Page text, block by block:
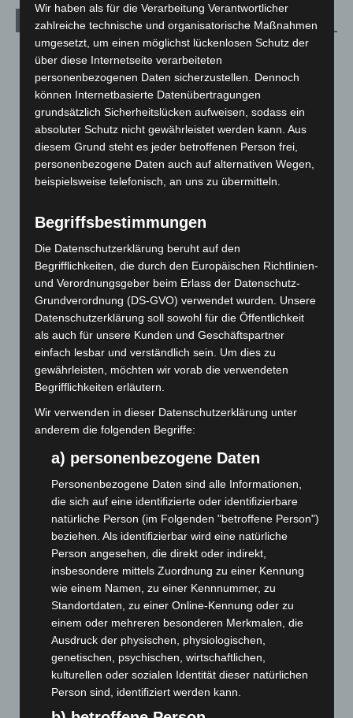
Archiv
August 2026 (14)
Juli 2026(73)
Juni 2026 (139)
Mai 2026(99)
April 2026(99)
März 2026(115)
Januar 2026(122)
Dezember 2025(103)
November 2025(114)
Oktober 2025(112)
September 2025(93)
August 2025(90)
Juli 2025 (90)
Juni 2025(103)
Mai 2025(112)
April 2025 (88)
März 2025(111)
Februar 2025(96)
Januar 2025 (88)
Dezember 2024 (89)
November 2024(94)
Oktober 2024(93)
September 2024
August 2024(107)
Juli 2024(89)
Juni 2024(107)
Mai 2024(149)
Wir haben als für die Verarbeitung Verantwortlicher
zahlreiche technische und organisatorische Maßnahmen
umgesetzt, um einen möglichst lückenlosen Schutz der
über diese Internetseite verarbeiteten
personenbezogenen Daten sicherzustellen. Dennoch
können Internetbasierte Datenübertragungen
grundsätzlich Sicherheitslücken aufweisen, sodass ein
absoluter Schutz nicht gewährleistet werden kann. Aus
diesem Grund steht es jeder betroffenen Person frei,
personenbezogene Daten auch auf alternativen Wegen,
beispielsweise telefonisch, an uns zu übermitteln.
Begriffsbestimmungen
Die Datenschutzerklärung beruht auf den
Begrifflichkeiten, die durch den Europäischen Richtlinien-
und Verordnungsgeber beim Erlass der Datenschutz-
Grundverordnung (DS-GVO) verwendet wurden. Unsere
Datenschutzerklärung soll sowohl für die Öffentlichkeit
als auch für unsere Kunden und Geschäftspartner
einfach lesbar und verständlich sein. Um dies zu
gewährleisten, möchten wir vorab die verwendeten
Begrifflichkeiten erläutern.
Wir verwenden in dieser Datenschutzerklärung unter
anderem die folgenden Begriffe:
a) personenbezogene Daten
Personenbezogene Daten sind alle Informationen,
die sich auf eine identifizierte oder identifizierbare
natürliche Person (im Folgenden "betroffene Person")
beziehen. Als identifizierbar wird eine natürliche
Person angesehen, die direkt oder indirekt,
insbesondere mittels Zuordnung zu einer Kennung
wie einem Namen, zu einer Kennnummer, zu
Standortdaten, zu einer Online-Kennung oder zu
einem oder mehreren besonderen Merkmalen, die
Ausdruck der physischen, physiologischen,
genetischen, psychischen, wirtschaftlichen,
kulturellen oder sozialen Identität dieser natürlichen
Person sind, identifiziert werden kann.